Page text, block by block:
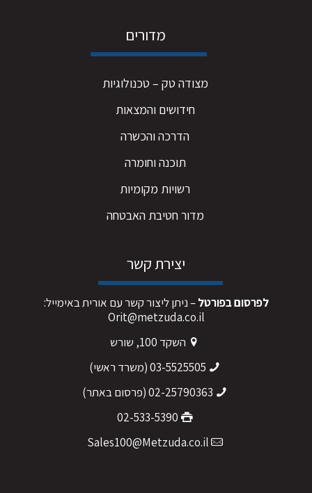
מדורים
מצודה טק – טכנולוגיות
חידושים והמצאות
הדרכה והכשרה
תוכנה וחומרה
רשויות מקומיות
מדור חטיבת האבטחה
יצירת קשר
לפרסום בפורטל– ניתן ליצור קשר עם אורית באימייל:
Orit@metzuda.co.il
השקד 100, שורש
03-5525505(משרד ראשי)
02-25790363(פרסום באתר)
02-533-5390
Sales100@Metzuda.co.il